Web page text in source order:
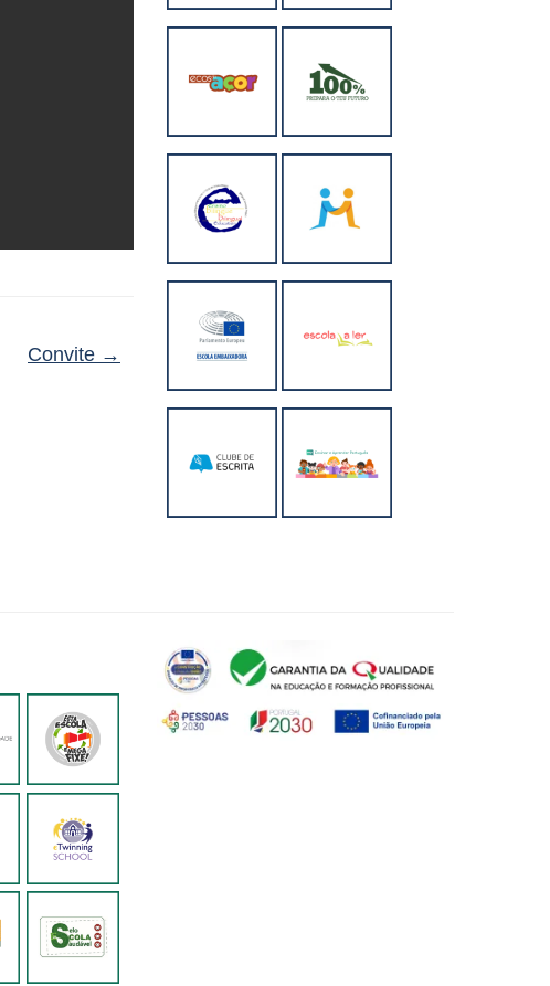
Convite →